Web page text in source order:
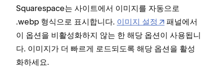
Squarespace는 사이트에서 이미지를 자동으로
.webp 형식으로 표시합니다. 이미지 설정
패널에서
이 옵션을 비활성화하지 않는 한 해당 옵션이 사용됩니
다. 이미지가 더 빠르게 로드되도록 해당 옵션을 활성
화하세요.